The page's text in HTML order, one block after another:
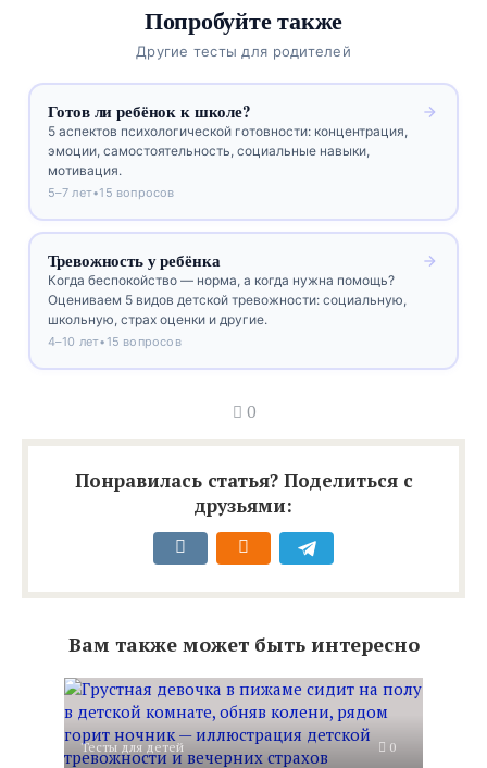
Попробуйте также
Другие тесты для родителей
Готов ли ребёнок к школе?
5 аспектов психологической готовности: концентрация,
эмоции, самостоятельность, социальные навыки,
мотивация.
5–7 лет•15 вопросов
Тревожность у ребёнка
Когда беспокойство — норма, а когда нужна помощь?
Оцениваем 5 видов детской тревожности: социальную,
школьную, страх оценки и другие.
4–10 лет•15 вопросов
0
Понравилась статья? Поделиться с
друзьями:
Вам также может быть интересно
Тесты для детей 0